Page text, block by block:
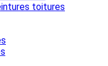
toitures